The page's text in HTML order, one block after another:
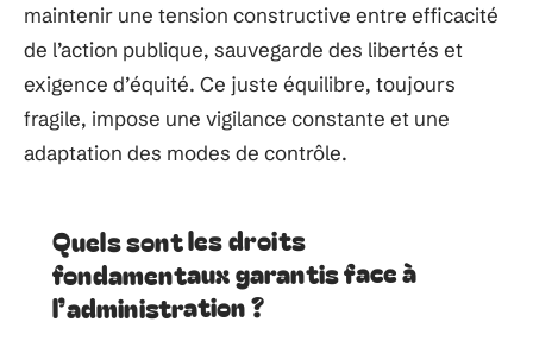
maintenir une tension constructive entre efficacité
de l’action publique, sauvegarde des libertés et
exigence d’équité. Ce juste équilibre, toujours
fragile, impose une vigilance constante et une
adaptation des modes de contrôle.
Quels sont les droits
fondamentaux garantis face à
l’administration ?